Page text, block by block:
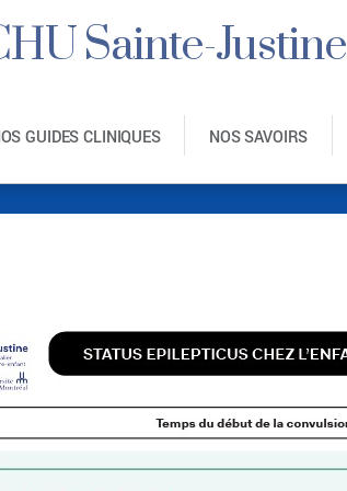
Sainte-Justine
GUIDES CLINIQUES NOS SAVOIRS